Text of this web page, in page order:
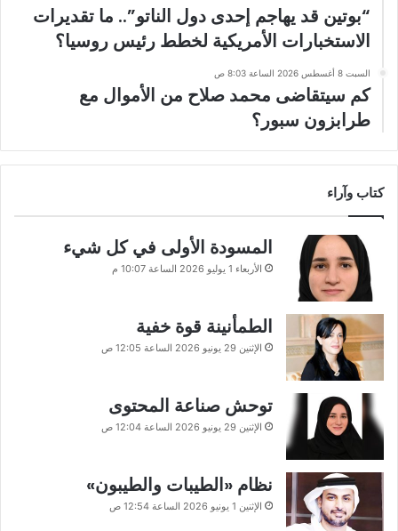
“بوتين قد يهاجم إحدى دول الناتو”.. ما تقديرات
الاستخبارات الأمريكية لخطط رئيس روسيا؟
السبت 8 أغسطس 2026 الساعة 8:03 ص
كم سيتقاضى محمد صلاح من الأموال مع
طرابزون سبور؟
كتاب وآراء
المسودة الأولى في كل شيء
الأربعاء 1 يوليو 2026 الساعة 10:07 م
الطمأنينة قوة خفية
الإثنين 29 يونيو 2026 الساعة 12:05 ص
توحش صناعة المحتوى
الإثنين 29 يونيو 2026 الساعة 12:04 ص
نظام «الطيبات والطيبون»
الإثنين 1 يونيو 2026 الساعة 12:54 ص